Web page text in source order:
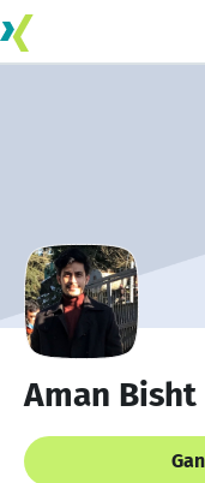
Aman Bisht